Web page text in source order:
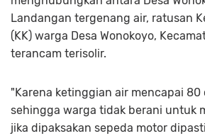
Landangan tergenang air, ratusan
(KK) warga Desa Wonokoyo,
terancam terisolir.
"Karena ketinggian air mencapai 80
sehingga warga tidak berani untuk
jika dipaksakan sepeda motor